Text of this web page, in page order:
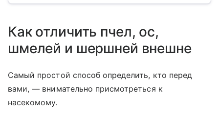
Как отличить пчел, ос,
шмелей и шершней внешне
Самый простой способ определить, кто перед
вами, — внимательно присмотреться к
насекомому.